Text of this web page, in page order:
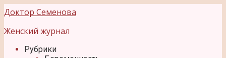
Перейти
к
контенту
Доктор Семенова
Женский журнал
Рубрики